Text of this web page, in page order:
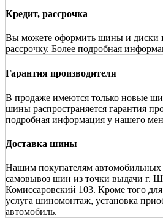
Кредит, рассрочка
Вы можете оформить шины и диски
рассрочку. Более подробная
Гарантия производителя
В продаже имеются только новые
шины распространяется гарантия
подробная информация у нашего
Доставка шины
Нашим покупателям
самовывоз шин из точки выдачи г.
Комиссаровский 103. Кроме того
услуга шиномонтаж, установка
автомобиль.